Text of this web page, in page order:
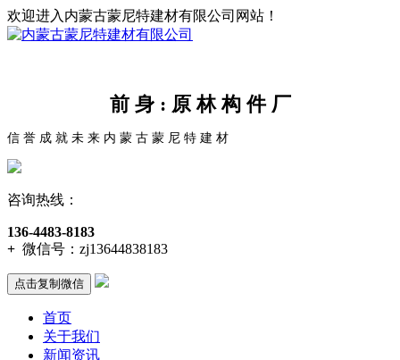
欢迎进入内蒙古蒙尼特建材有限公司网站！
前 身 : 原 林 构 件 厂
信 誉 成 就 未 来 内 蒙 古 蒙 尼 特 建 材
咨询热线：
136-4483-8183
+ 微信号： zj13644838183
点击复制微信
首页
关于我们
新闻资讯